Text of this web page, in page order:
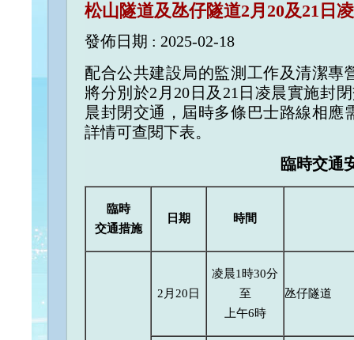
松山隧道及氹仔隧道2月20及21日
發佈日期 : 2025-02-18
配合公共建設局的監測工作及清潔專
將分別於2月20日及21日凌晨實施封
晨封閉交通，屆時多條巴士路線相應
詳情可查閱下表。
臨時交通
臨時
交通措施
日期 時間
2月20日
凌晨1時30分
至
上午6時
氹仔隧道